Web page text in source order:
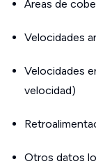
Áreas de
Velocidades
Velocidades
velocidad)
Otros datos